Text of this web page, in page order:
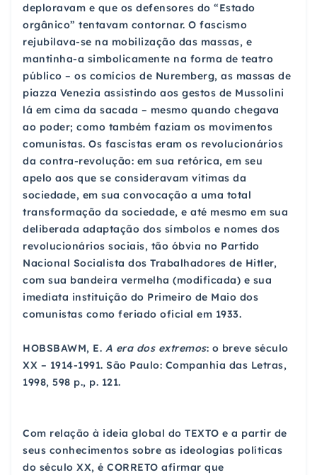
deploravam e que os defensores do “Estado
orgânico” tentavam contornar. O fascismo
rejubilava-se na mobilização das massas, e
mantinha-a simbolicamente na forma de teatro
público – os comícios de Nuremberg, as massas de
piazza Venezia assistindo aos gestos de Mussolini
lá em cima da sacada – mesmo quando chegava
ao poder; como também faziam os movimentos
comunistas. Os fascistas eram os revolucionários
da contra-revolução: em sua retórica, em seu
apelo aos que se consideravam vítimas da
sociedade, em sua convocação a uma total
transformação da sociedade, e até mesmo em sua
deliberada adaptação dos símbolos e nomes dos
revolucionários sociais, tão óbvia no Partido
Nacional Socialista dos Trabalhadores de Hitler,
com sua bandeira vermelha (modificada) e sua
imediata instituição do Primeiro de Maio dos
comunistas como feriado oficial em 1933.
HOBSBAWM, E. A era dos extremos: o breve século
XX – 1914-1991. São Paulo: Companhia das Letras,
1998, 598 p., p. 121.
Com relação à ideia global do TEXTO e a partir de
seus conhecimentos sobre as ideologias políticas
do século XX, é CORRETO afirmar que